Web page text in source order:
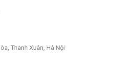
Thanh Xuân, Hà Nội